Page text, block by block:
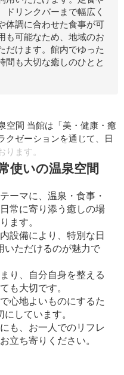
ドリンクバーまで幅広く
体調に合わせた食事が可
も可能なため、地域のお
だけます。館内でゆった
間も大切な癒しのひとと
使いの温泉空間
ーマに、温泉・食事・
常に寄り添う癒しの場
ます。
設備により、特別な日
いただけるのが魅力で
り、自分自身を整える
も大切です。
心地よいものにするた
しています。
も、お一人でのリフレ
立ち寄りください。